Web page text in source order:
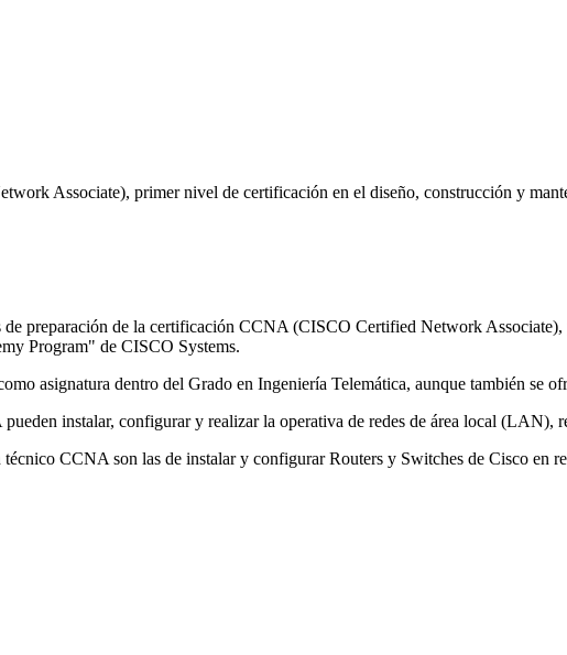
Associate), primer nivel de certificación en el diseño, construcción y
de preparación de la certificación CCNA (CISCO Certified Network
Program" de CISCO Systems.
asignatura dentro del Grado en Ingeniería Telemática, aunque también se
instalar, configurar y realizar la operativa de redes de área local (LAN),
CCNA son las de instalar y configurar Routers y Switches de Cisco en